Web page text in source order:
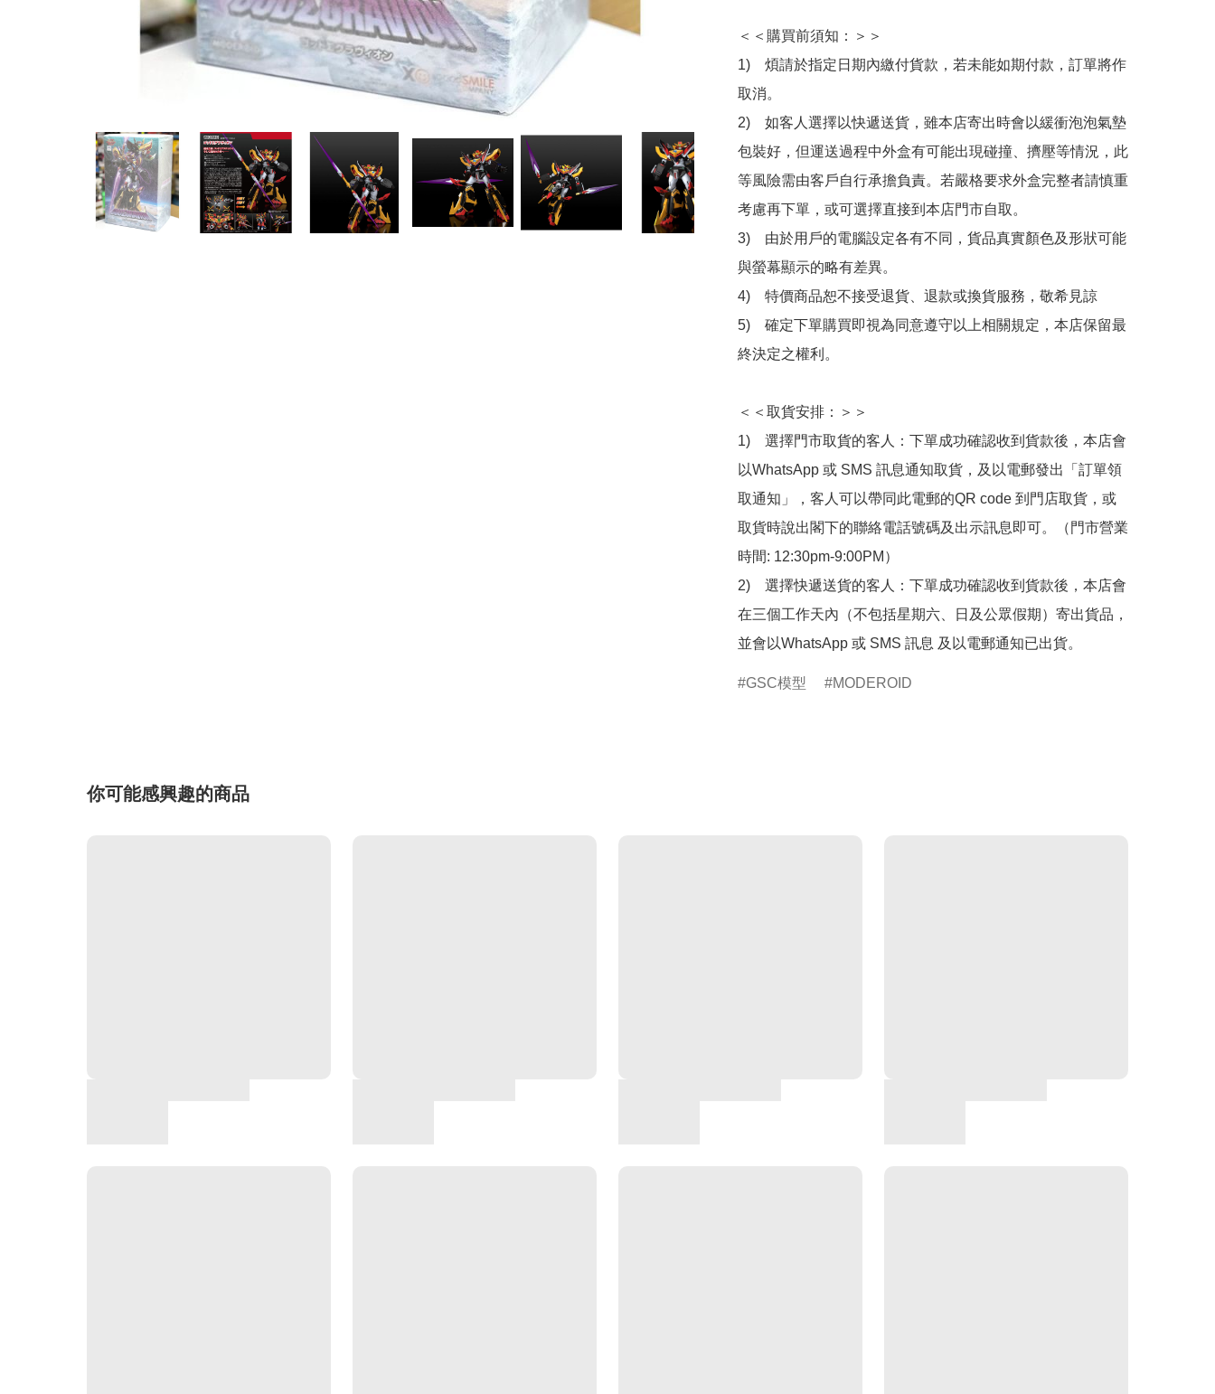
＜＜購買前須知：＞＞
1)　煩請於指定日期內繳付貨款，若未能如期付款，訂單將作
取消。
2)　如客人選擇以快遞送貨，雖本店寄出時會以緩衝泡泡氣墊
包裝好，但運送過程中外盒有可能出現碰撞、擠壓等情況，此
等風險需由客戶自行承擔負責。若嚴格要求外盒完整者請慎重
考慮再下單，或可選擇直接到本店門市自取。
3)　由於用戶的電腦設定各有不同，貨品真實顏色及形狀可能
與螢幕顯示的略有差異。
4)　特價商品恕不接受退貨、退款或換貨服務，敬希見諒
5)　確定下單購買即視為同意遵守以上相關規定，本店保留最
終決定之權利。
＜＜取貨安排：＞＞
1)　選擇門市取貨的客人：下單成功確認收到貨款後，本店會
以WhatsApp 或 SMS 訊息通知取貨，及以電郵發出「訂單領
取通知」，客人可以帶同此電郵的QR code 到門店取貨，或
取貨時說出閣下的聯絡電話號碼及出示訊息即可。（門市營業
時間: 12:30pm-9:00PM）
2)　選擇快遞送貨的客人：下單成功確認收到貨款後，本店會
在三個工作天內（不包括星期六、日及公眾假期）寄出貨品，
並會以WhatsApp 或 SMS 訊息 及以電郵通知已出貨。
GSC模型 MODEROID
你可能感興趣的商品